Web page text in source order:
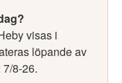
visas i
löpande av
8-26.